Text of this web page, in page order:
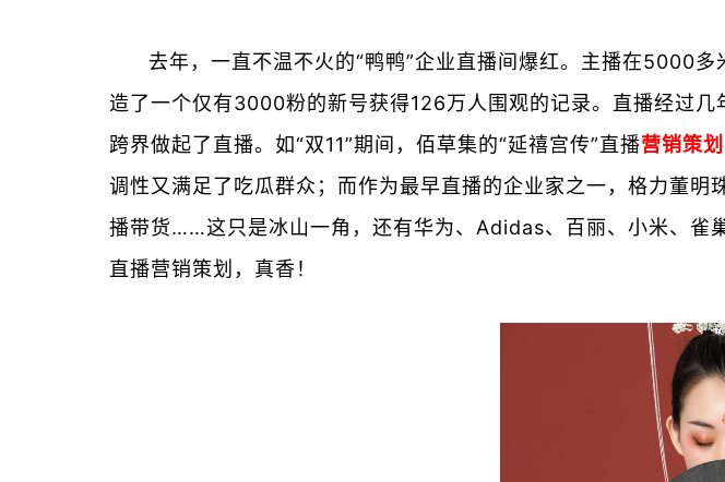
去年，一直不温不火的“鸭鸭”企业直播间爆红。主播在5000
造了一个仅有3000粉的新号获得126万人围观的记录。直播经过
跨界做起了直播。如“双11”期间，佰草集的“延禧宫传”直播营销策划
调性又满足了吃瓜群众；而作为最早直播的企业家之一，格力董
播带货……这只是冰山一角，还有华为、Adidas、百丽、小米、雀
直播营销策划，真香！